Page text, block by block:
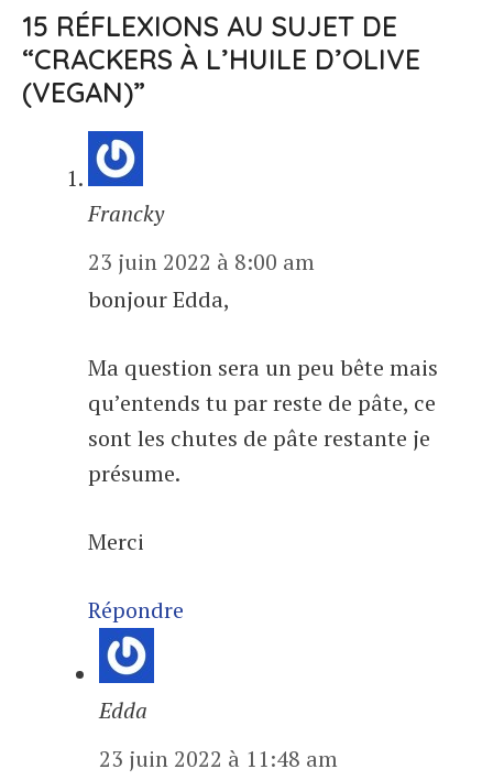
15 RÉFLEXIONS AU SUJET DE
“CRACKERS À L’HUILE D’OLIVE
(VEGAN)”
Francky
23 juin 2022 à 8:00 am
bonjour Edda,
Ma question sera un peu bête mais
qu’entends tu par reste de pâte, ce
sont les chutes de pâte restante je
présume.
Merci
Répondre
Edda
23 juin 2022 à 11:48 am